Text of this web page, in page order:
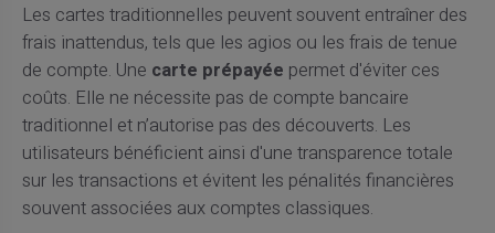
Les cartes traditionnelles peuvent souvent entraîner des
frais inattendus, tels que les agios ou les frais de tenue
de compte. Une carte prépayée permet d'éviter ces
coûts. Elle ne nécessite pas de compte bancaire
traditionnel et n’autorise pas des découverts. Les
utilisateurs bénéficient ainsi d'une transparence totale
sur les transactions et évitent les pénalités financières
souvent associées aux comptes classiques.